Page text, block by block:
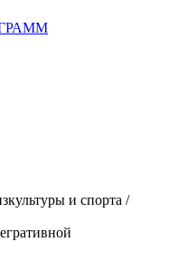
и спорта /